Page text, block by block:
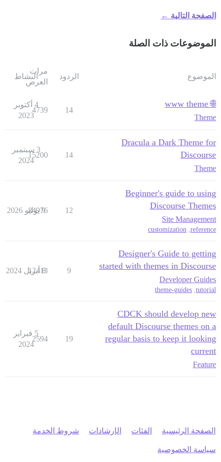
الصفحة التالية ←
الموضوعات ذات الصلة
الموضوع الردود
مرات
العرض
النشاط
🌐 www theme
Theme
14
4739
4 أكتوبر
2023
Dracula a Dark Theme for
Discourse
Theme
14
15200
3 سبتمبر
2024
Beginner's guide to using
Discourse Themes
Site Management
reference
,
customization
12
84976
9 يوليو 2026
Designer's Guide to getting
started with themes in Discourse
Developer Guides
tutorial
,
theme-guides
9
12413
8 أبريل 2024
CDCK should develop new
default Discourse themes on a
regular basis to keep it looking
current
Feature
19
2594
5 فبراير
2024
الصفحة الرئيسية الفئات الإرشادات شروط الخدمة
سياسة الخصوصية